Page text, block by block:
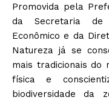
Promovida pela
da Secretaria de
Econômico e da
Natureza já se
mais tradicionais do
física e
biodiversidade da